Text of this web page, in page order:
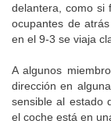
delantera, como si
ocupantes de
en el 9-3 se viaja
A algunos
dirección en
sensible al estado
el coche está en